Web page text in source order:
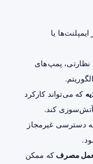
ایمپلنت‌ها یا
پمپ‌های
که می‌تواند کارکرد
آتش‌سوزی کند.
دسترسی غیرمجاز
مصرف که ممکن